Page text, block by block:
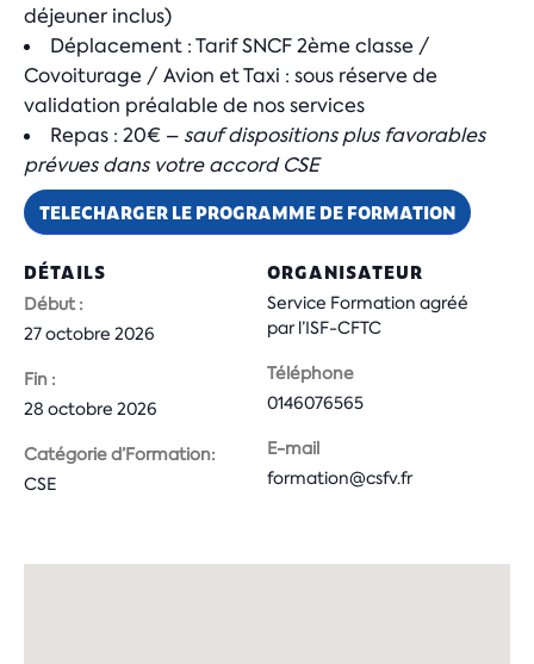
déjeuner inclus)
Déplacement : Tarif SNCF 2ème classe /
Covoiturage / Avion et Taxi : sous réserve de
validation préalable de nos services
Repas : 20€ – sauf dispositions plus favorables
prévues dans votre accord CSE
TELECHARGER LE PROGRAMME DE FORMATION
DÉTAILS
Début :
27 octobre 2026
Fin :
28 octobre 2026
Catégorie d’Formation:
CSE
ORGANISATEUR
Service Formation agréé
par l’ISF-CFTC
Téléphone
0146076565
E-mail
formation@csfv.fr